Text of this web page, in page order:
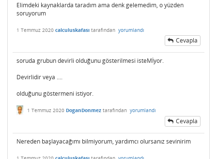
Elimdeki kaynaklarda taradım ama denk gelemedim, o yüzden
soruyorum
1 Temmuz 2020 calculuskafası tarafından yorumlandı
Cevapla
soruda grubun devirli olduğunu gösterilmesi isteMİyor.
Devirlidir veya ....
olduğunu göstermeni istiyor.
1 Temmuz 2020 DoganDonmez tarafından yorumlandı
Cevapla
Nereden başlayacağımı bilmiyorum, yardımcı olursanız sevinirim